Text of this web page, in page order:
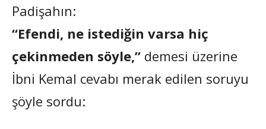
Padişahın:
“Efendi, ne istediğin varsa hiç
çekinmeden söyle,” demesi üzerine
İbni Kemal cevabı merak edilen soruyu
şöyle sordu: